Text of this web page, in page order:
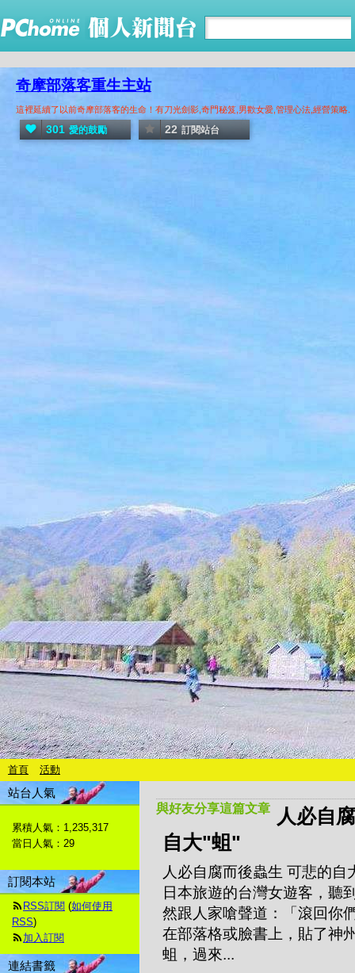
奇摩部落客重生主站
這裡延續了以前奇摩部落客的生命！有刀光劍影,奇門秘笈,男歡女愛,管理心法,經營策略.
301 愛的鼓勵 22 訂閱站台
首頁 活動
與好友分享這篇文章
人必自
自大"蛆"
人必自腐而後蟲生 可悲的
日本旅遊的台灣女遊客，聽
然跟人家嗆聲道：「滾回你
在部落格或臉書上，貼了神
蛆，過來...
站台人氣
累積人氣： 1,235,317
當日人氣： 29
訂閱本站
RSS訂閱 (如何使用
RSS)
加入訂閱
連結書籤